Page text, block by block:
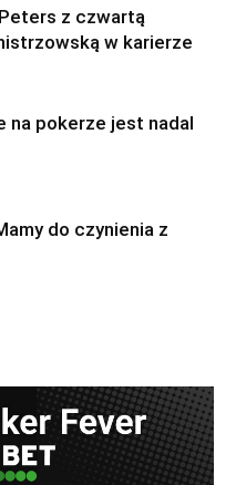
z czwartą
w karierze
na pokerze jest nadal
do czynienia z